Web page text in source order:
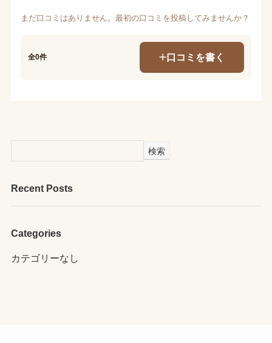
まだ口コミはありません。最初の口コミを投稿してみませんか？
全0件 口コミを書く
検索
Recent Posts
Categories
カテゴリーなし